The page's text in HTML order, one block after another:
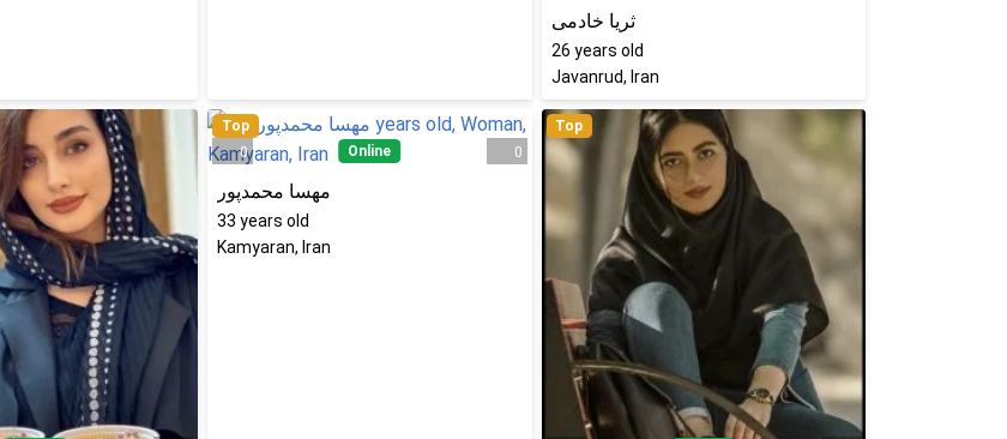
ثریا خادمی
26 years old
Javanrud, Iran
Top
0
Online 0
مهسا محمدپور
33 years old
Kamyaran, Iran
Top